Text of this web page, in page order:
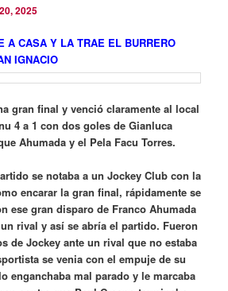
2025
A CASA Y LA TRAE EL BURRERO
IGNACIO
gran final y venció claramente al local
4 a 1 con dos goles de Gianluca
Ahumada y el Pela Facu Torres.
se notaba a un Jockey Club con la
encarar la gran final, rápidamente se
ese gran disparo de Franco Ahumada
rival y así se abría el partido. Fueron
de Jockey ante un rival que no estaba
se venia con el empuje de su
enganchaba mal parado y le marcaba